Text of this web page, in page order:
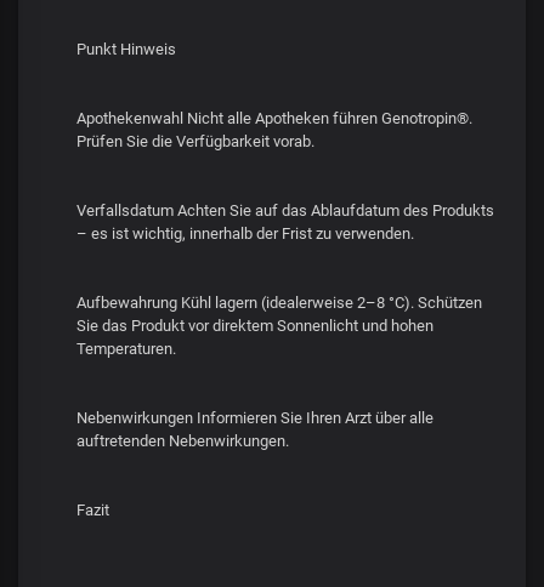
Punkt Hinweis
Apothekenwahl Nicht alle Apotheken führen Genotropin®.
Prüfen Sie die Verfügbarkeit vorab.
Verfallsdatum Achten Sie auf das Ablaufdatum des Produkts
– es ist wichtig, innerhalb der Frist zu verwenden.
Aufbewahrung Kühl lagern (idealerweise 2–8 °C). Schützen
Sie das Produkt vor direktem Sonnenlicht und hohen
Temperaturen.
Nebenwirkungen Informieren Sie Ihren Arzt über alle
auftretenden Nebenwirkungen.
Fazit